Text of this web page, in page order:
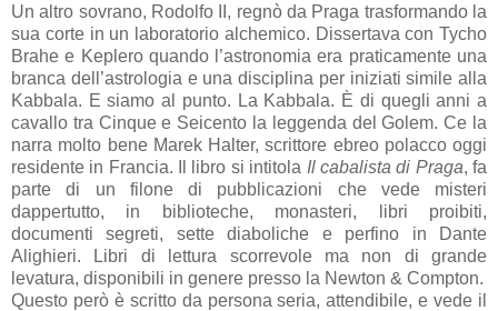
Un altro sovrano, Rodolfo II, regnò da Praga trasformando la
sua corte in un laboratorio alchemico. Dissertava con Tycho
Brahe e Keplero quando l’astronomia era praticamente una
branca dell’astrologia e una disciplina per iniziati simile alla
Kabbala. E siamo al punto. La Kabbala. È di quegli anni a
cavallo tra Cinque e Seicento la leggenda del Golem. Ce la
narra molto bene Marek Halter, scrittore ebreo polacco oggi
residente in Francia. Il libro si intitola Il cabalista di Praga, fa
parte di un filone di pubblicazioni che vede misteri
dappertutto, in biblioteche, monasteri, libri proibiti,
documenti segreti, sette diaboliche e perfino in Dante
Alighieri. Libri di lettura scorrevole ma non di grande
levatura, disponibili in genere presso la Newton & Compton.
Questo però è scritto da persona seria, attendibile, e vede il